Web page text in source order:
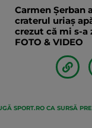
Carmen Șerban
craterul uriaș
crezut că mi s-a
FOTO & VIDEO
SPORT.RO CA SURSĂ